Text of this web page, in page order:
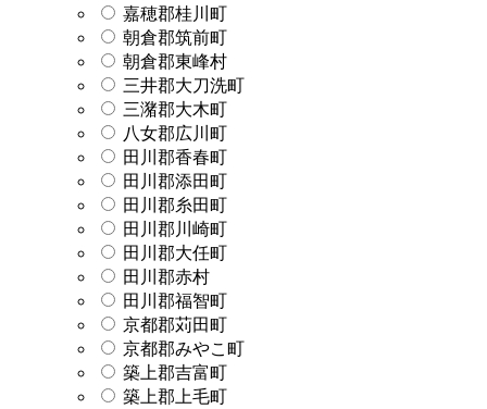
嘉穂郡桂川町
朝倉郡筑前町
朝倉郡東峰村
三井郡大刀洗町
三潴郡大木町
八女郡広川町
田川郡香春町
田川郡添田町
田川郡糸田町
田川郡川崎町
田川郡大任町
田川郡赤村
田川郡福智町
京都郡苅田町
京都郡みやこ町
築上郡吉富町
築上郡上毛町